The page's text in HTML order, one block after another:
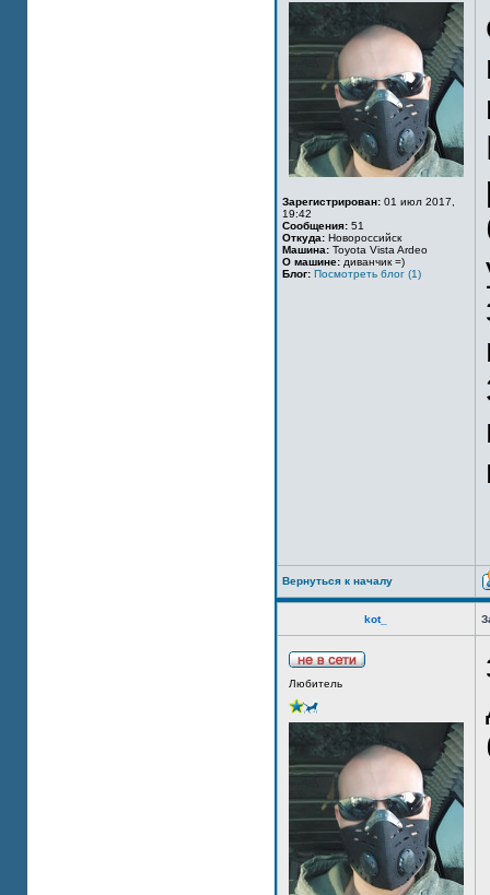
Зарегистрирован: 01 июл 2017,
19:42
Сообщения: 51
Откуда: Новороссийск
Машина: Toyota Vista Ardeo
О машине: диванчик =)
Блог: Посмотреть блог (1)
Вернуться к началу
kot_
Любитель